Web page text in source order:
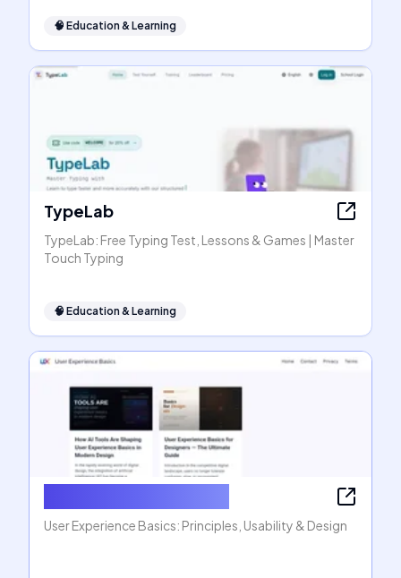
🧠 Education & Learning
TypeLab
TypeLab: Free Typing Test, Lessons & Games | Master
Touch Typing
🧠 Education & Learning
User Experience Basics: Principles, Usability & Design